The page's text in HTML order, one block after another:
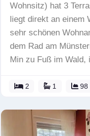
Wohnsitz) hat 3
liegt direkt an einem
sehr schönen
dem Rad am
Min zu Fuß im Wald,
2 1 98